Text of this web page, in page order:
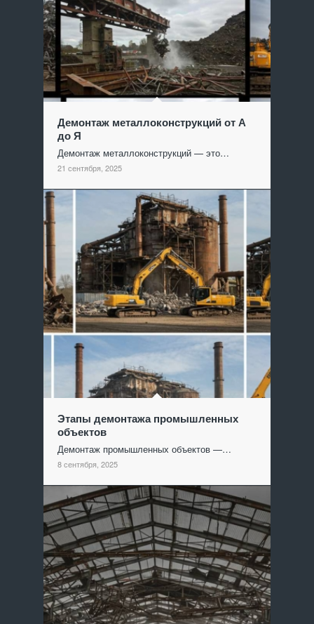
Демонтаж металлоконструкций от А
до Я
Демонтаж металлоконструкций — это…
21 сентября, 2025
Этапы демонтажа промышленных
объектов
Демонтаж промышленных объектов —…
8 сентября, 2025